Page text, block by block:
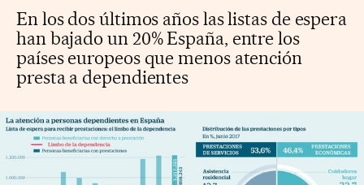
En los dos últimos años las listas de espera
han bajado un 20% España, entre los
países europeos que menos atención
presta a dependientes